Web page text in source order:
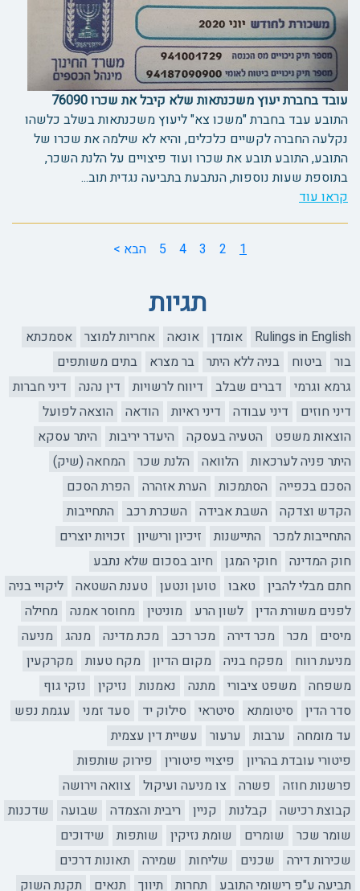
עובד בחברת יעוץ משכנתאות שלא קיבל את שכרו 76090
התובע עבד בחברת "משכו צא" ליעוץ משכנתאות בשלב כלשהו
נקלעה החברה לקשיים כלכלים, והיא לא שילמה את שכרו של
התובע, התובע תובע את שכרו ועוד פיצויים על הלנת השכר,
בתוספת שעות נוספות, הנתבעת בתביעה נגדית תוב...
קראו עוד
1
2
3
4
5 הבא >
תגיות
Rulings in English אומדן אונאה אחריות למוצר
אסמכתא
בור
ביטוח בניה ללא היתר בר מצרא
בתים משותפים
גרמא וגרמי
דברים שבלב דיווח לרשויות דין נהנה
דיני חברות
דיני חוזים
דיני עבודה דיני ראיות הודאה
הוצאה לפועל
הוצאות משפט
הטעיה בעסקה היעדר יריבות
היתר עסקא
היתר פניה לערכאות
הלוואה הלנת שכר
המחאה (שיק)
הסכם בכפייה
הסתמכות הערת אזהרה
הפרת הסכם
הקדש וצדקה
השבת אבידה השכרת רכב
התחייבות
התחייבות למכר
התיישנות זיכיון ורישיון
זכויות יוצרים
חוק המדינה
חוקי המגן
חיוב בסכום שלא נתבע
חתם מבלי להבין
טאבו טוען ונטען טענת השטאה
ליקויי בניה
לפנים משורת הדין
לשון הרע מוניטין מחוסר אמנה
מחילה
מיסים
מכר מכר דירה מכר רכב מכת מדינה מנהג
מניעה
מניעת רווח
מפקח בניה מקום הדיון מקח טעות
מקרקעין
משפחה
משפט ציבורי מתנה נאמנות נזיקין
נזקי גוף
סדר הדין
סיטומתא סיטראי סילוק יד סעד זמני
עגמת נפש
עד מומחה
ערבות ערעור
עשיית דין עצמית
פיטורי עובדת בהריון
פיצויי פיטורין
פירוק שותפות
פרשנות חוזה
פשרה צו מניעה ועיקול
צוואה וירושה
קבוצת רכישה
קבלנות קניין ריבית והצמדה שבועה
שדכנות
שומר שכר
שומרים שומת נזיקין שותפות
שידוכים
שכירות דירה
שכנים שליחות שמירה
תאונות דרכים
תביעה ע"פ רישומי התובע
תחרות תיווך תנאים תקנת השוק